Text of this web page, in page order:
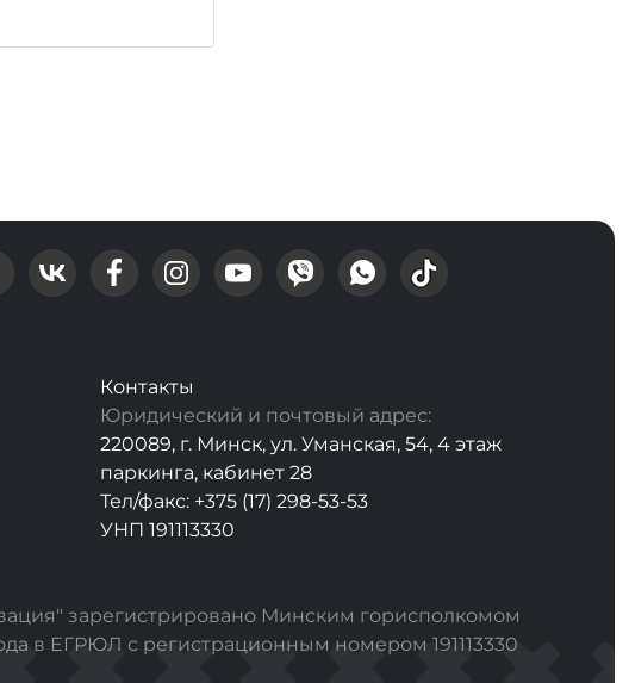
Контакты
Юридический и почтовый адрес:
220089, г. Минск, ул. Уманская, 54, 4 этаж
паркинга, кабинет 28
Тел/факс: +375 (17) 298-53-53
УНП 191113330
зарегистрировано Минским горисполкомом
в ЕГРЮЛ с регистрационным номером 191113330